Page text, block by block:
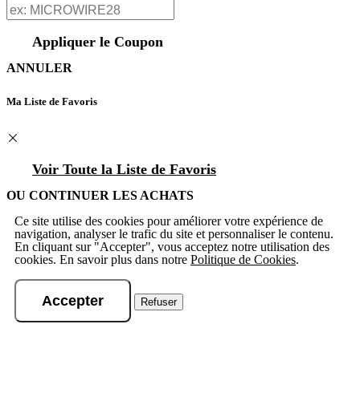
Appliquer le Coupon
ANNULER
Ma Liste de Favoris
Voir Toute la Liste de Favoris
OU CONTINUER LES ACHATS
Ce site utilise des cookies pour améliorer votre expérience de
navigation, analyser le trafic du site et personnaliser le contenu.
En cliquant sur "Accepter", vous acceptez notre utilisation des
cookies. En savoir plus dans notre Politique de Cookies.
Accepter Refuser